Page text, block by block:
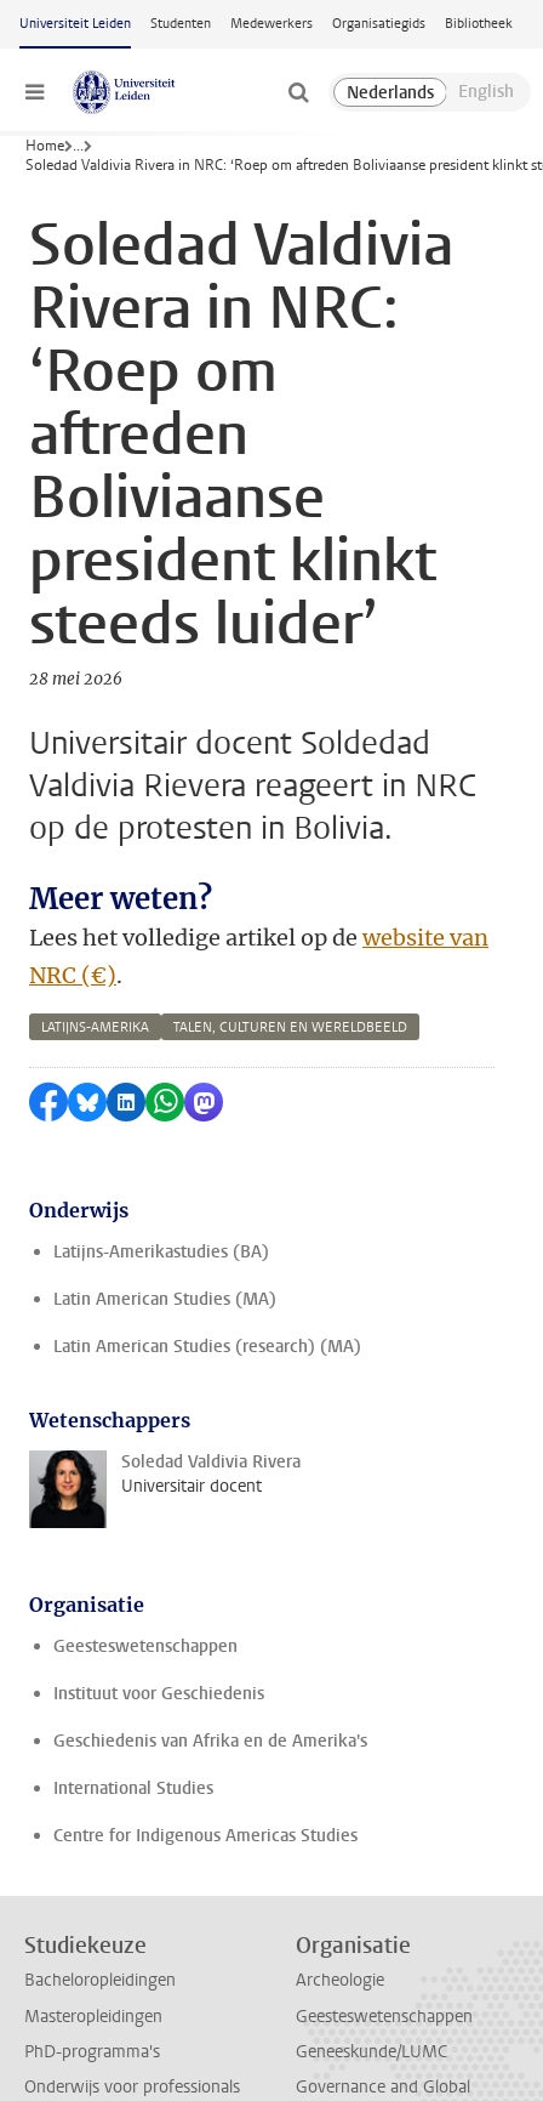
Ga naar hoofdinhoud
Universiteit Leiden Studenten Medewerkers Organisatiegids Bibliotheek
Menu
Home ...
Soledad Valdivia Rivera in NRC: ‘Roep om aftreden Boliviaanse president klinkt
Soledad Valdivia
Rivera in NRC:
‘Roep om
aftreden
Boliviaanse
president klinkt
steeds luider’
28 mei 2026
Universitair docent Soldedad
Valdivia Rievera reageert in NRC
op de protesten in Bolivia.
Meer weten?
Lees het volledige artikel op dewebsite van
NRC (€).
LATIJNS-AMERIKA TALEN, CULTUREN EN WERELDBEELD
Delen op Facebook
Delen via Bluesky
Delen op LinkedIn
Delen via WhatsApp
Delen via Mastodon
Onderwijs
Latijns-Amerikastudies (BA)
Latin American Studies (MA)
Latin American Studies (research) (MA)
Wetenschappers
Soledad Valdivia Rivera
Universitair docent
Organisatie
Geesteswetenschappen
Instituut voor Geschiedenis
Geschiedenis van Afrika en de Amerika's
International Studies
Centre for Indigenous Americas Studies
Studiekeuze
Bacheloropleidingen
Masteropleidingen
PhD-programma's
Onderwijs voor professionals
Organisatie
Archeologie
Geesteswetenschappen
Geneeskunde/LUMC
Governance and Global